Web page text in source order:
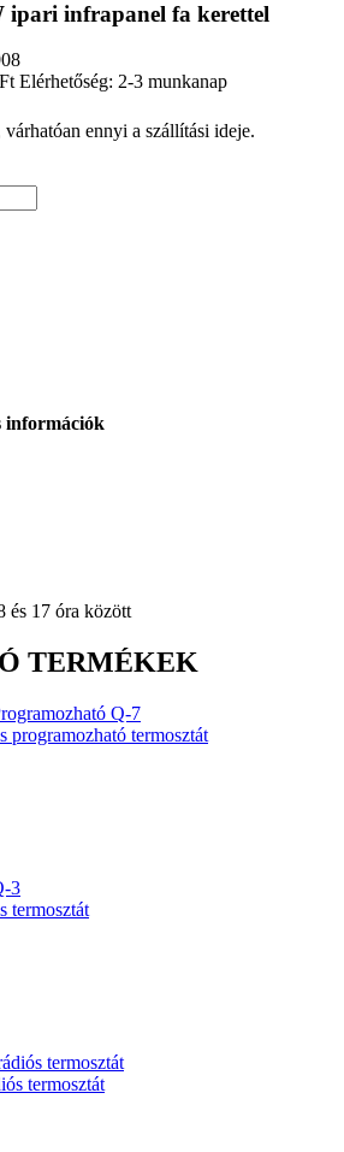
ipari infrapanel fa kerettel
Elérhetőség: 2-3 munkanap
ennyi a szállítási ideje.
információk
és 17 óra között
TERMÉKEK
programozható termosztát
termosztát
termosztát